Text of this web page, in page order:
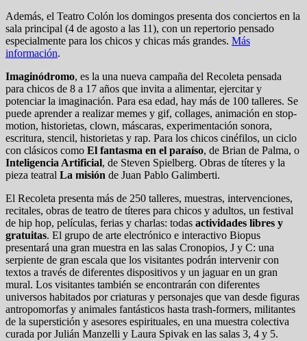
Además, el Teatro Colón los domingos presenta dos conciertos en la
sala principal (4 de agosto a las 11), con un repertorio pensado
especialmente para los chicos y chicas más grandes. Más
información.
Imaginódromo, es la una nueva campaña del Recoleta pensada
para chicos de 8 a 17 años que invita a alimentar, ejercitar y
potenciar la imaginación. Para esa edad, hay más de 100 talleres. Se
puede aprender a realizar memes y gif, collages, animación en stop-
motion, historietas, clown, máscaras, experimentación sonora,
escritura, stencil, historietas y rap. Para los chicos cinéfilos, un ciclo
con clásicos como El fantasma en el paraíso, de Brian de Palma, o
Inteligencia Artificial, de Steven Spielberg. Obras de títeres y la
pieza teatral La misión de Juan Pablo Galimberti.
El Recoleta presenta más de 250 talleres, muestras, intervenciones,
recitales, obras de teatro de títeres para chicos y adultos, un festival
de hip hop, películas, ferias y charlas: todas actividades libres y
gratuitas. El grupo de arte electrónico e interactivo Biopus
presentará una gran muestra en las salas Cronopios, J y C: una
serpiente de gran escala que los visitantes podrán intervenir con
textos a través de diferentes dispositivos y un jaguar en un gran
mural. Los visitantes también se encontrarán con diferentes
universos habitados por criaturas y personajes que van desde figuras
antropomorfas y animales fantásticos hasta trash-formers, militantes
de la superstición y asesores espirituales, en una muestra colectiva
curada por Julián Manzelli y Laura Spivak en las salas 3, 4 y 5.